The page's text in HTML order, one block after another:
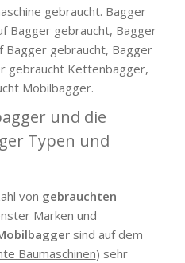
und die
Typen und
von gebrauchten
Marken und
sind auf dem
Baumaschinen) sehr